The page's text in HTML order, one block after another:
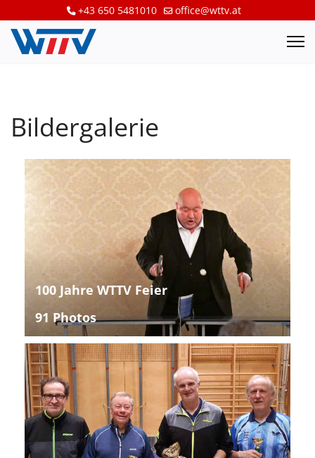
+43 650 5481010 office@wttv.at
Bildergalerie
100 Jahre WTTV Feier
91 Photos